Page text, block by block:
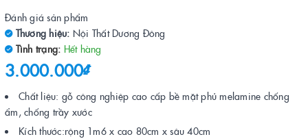
Đánh giá sản phẩm
Thương hiệu: Nội Thất Dương Đông
Tình trạng: Hết hàng
3.000.000₫
Chất liệu: gỗ công nghiệp cao cấp bề mặt phủ melamine chống
ẩm, chống trầy xước
Kích thước:rộng 1m6 x cao 80cm x sâu 40cm